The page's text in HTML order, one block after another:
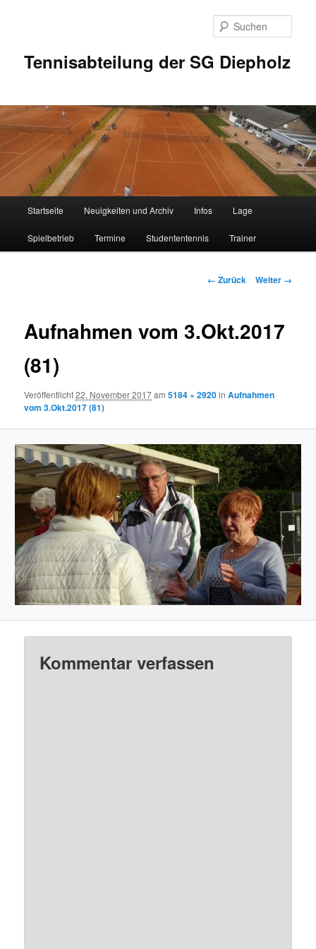
Tennisabteilung der SG Diepholz
Startseite Neuigkeiten und Archiv Infos Lage
Spielbetrieb Termine Studententennis Trainer
Bilder-
← Zurück Weiter →
Aufnahmen vom 3.Okt.2017
(81)
Veröffentlicht22. November 2017am5184 × 2920inAufnahmen
vom 3.Okt.2017 (81)
Kommentar verfassen